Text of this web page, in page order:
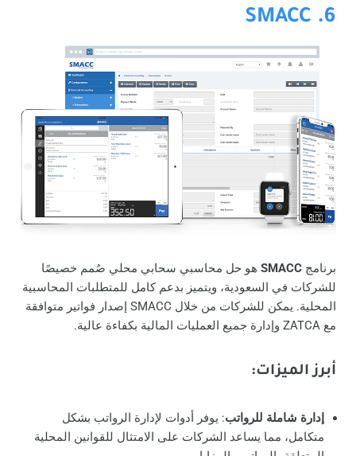
6. SMACC
برنامج SMACC هو حل محاسبي سحابي محلي صُمم خصيصًا
للشركات في السعودية، ويتميز بدعم كامل للمتطلبات المحاسبية
المحلية. يمكن للشركات من خلال SMACC إصدار فواتير متوافقة
مع ZATCA وإدارة جميع العمليات المالية بكفاءة عالية.
أبرز الميزات:
إدارة شاملة للرواتب: يوفر أدوات لإدارة الرواتب بشكل
متكامل، مما يساعد الشركات على الامتثال للقوانين المحلية